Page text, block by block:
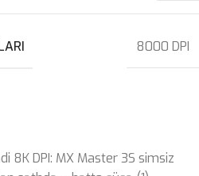
8K DPI: MX Master 3S simsiz
8000 DPI